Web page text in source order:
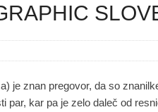
je znan pregovor, da so
par, kar pa je zelo daleč od